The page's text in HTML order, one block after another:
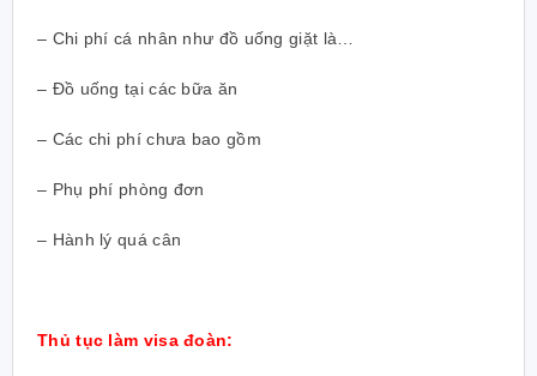
– Chi phí cá nhân như đồ uống giặt là…
– Đồ uống tại các bữa ăn
– Các chi phí chưa bao gồm
– Phụ phí phòng đơn
– Hành lý quá cân
Thủ tục làm visa đoàn: